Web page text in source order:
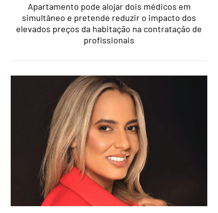
Apartamento pode alojar dois médicos em
simultâneo e pretende reduzir o impacto dos
elevados preços da habitação na contratação de
profissionais